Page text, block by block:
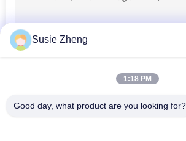
सैन्य कैडेट कैप
Susie Zheng
1:18 PM
Good day, what product are you looking for?